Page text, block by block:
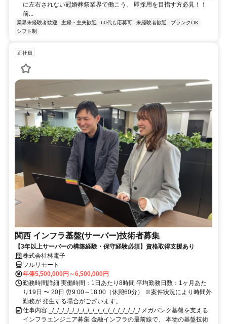
に左右されない冠婚葬祭業界で働こう。 即採用を目指す方必見！！
前...
業界未経験者歓迎 主婦・主夫歓迎 60代も応募可 未経験者歓迎
ブランクOK
シフト制
正社員
関西 インフラ基盤(サーバー)技術者募集
【3年以上サーバーの構築経験・保守経験必須】資格取得支援あり
株式会社林電子
フルリモート
年俸5,500,000円～6,500,000円
勤務時間詳細 実働時間：1日あたり8時間 平均勤務日数：1ヶ月あた
り19日 〜 20日 ⏰9:00～18:00（休憩60分） ※案件状況により時間外
勤務が 発生する場合がございます。
仕事内容 _/_/_/_/_/_/_/_/_/_/_/_/_/_/_/_/_/_/ メガバンク基盤を支える
インフラエンジニア募集 金融インフラの最前線で、 本物の基盤技術